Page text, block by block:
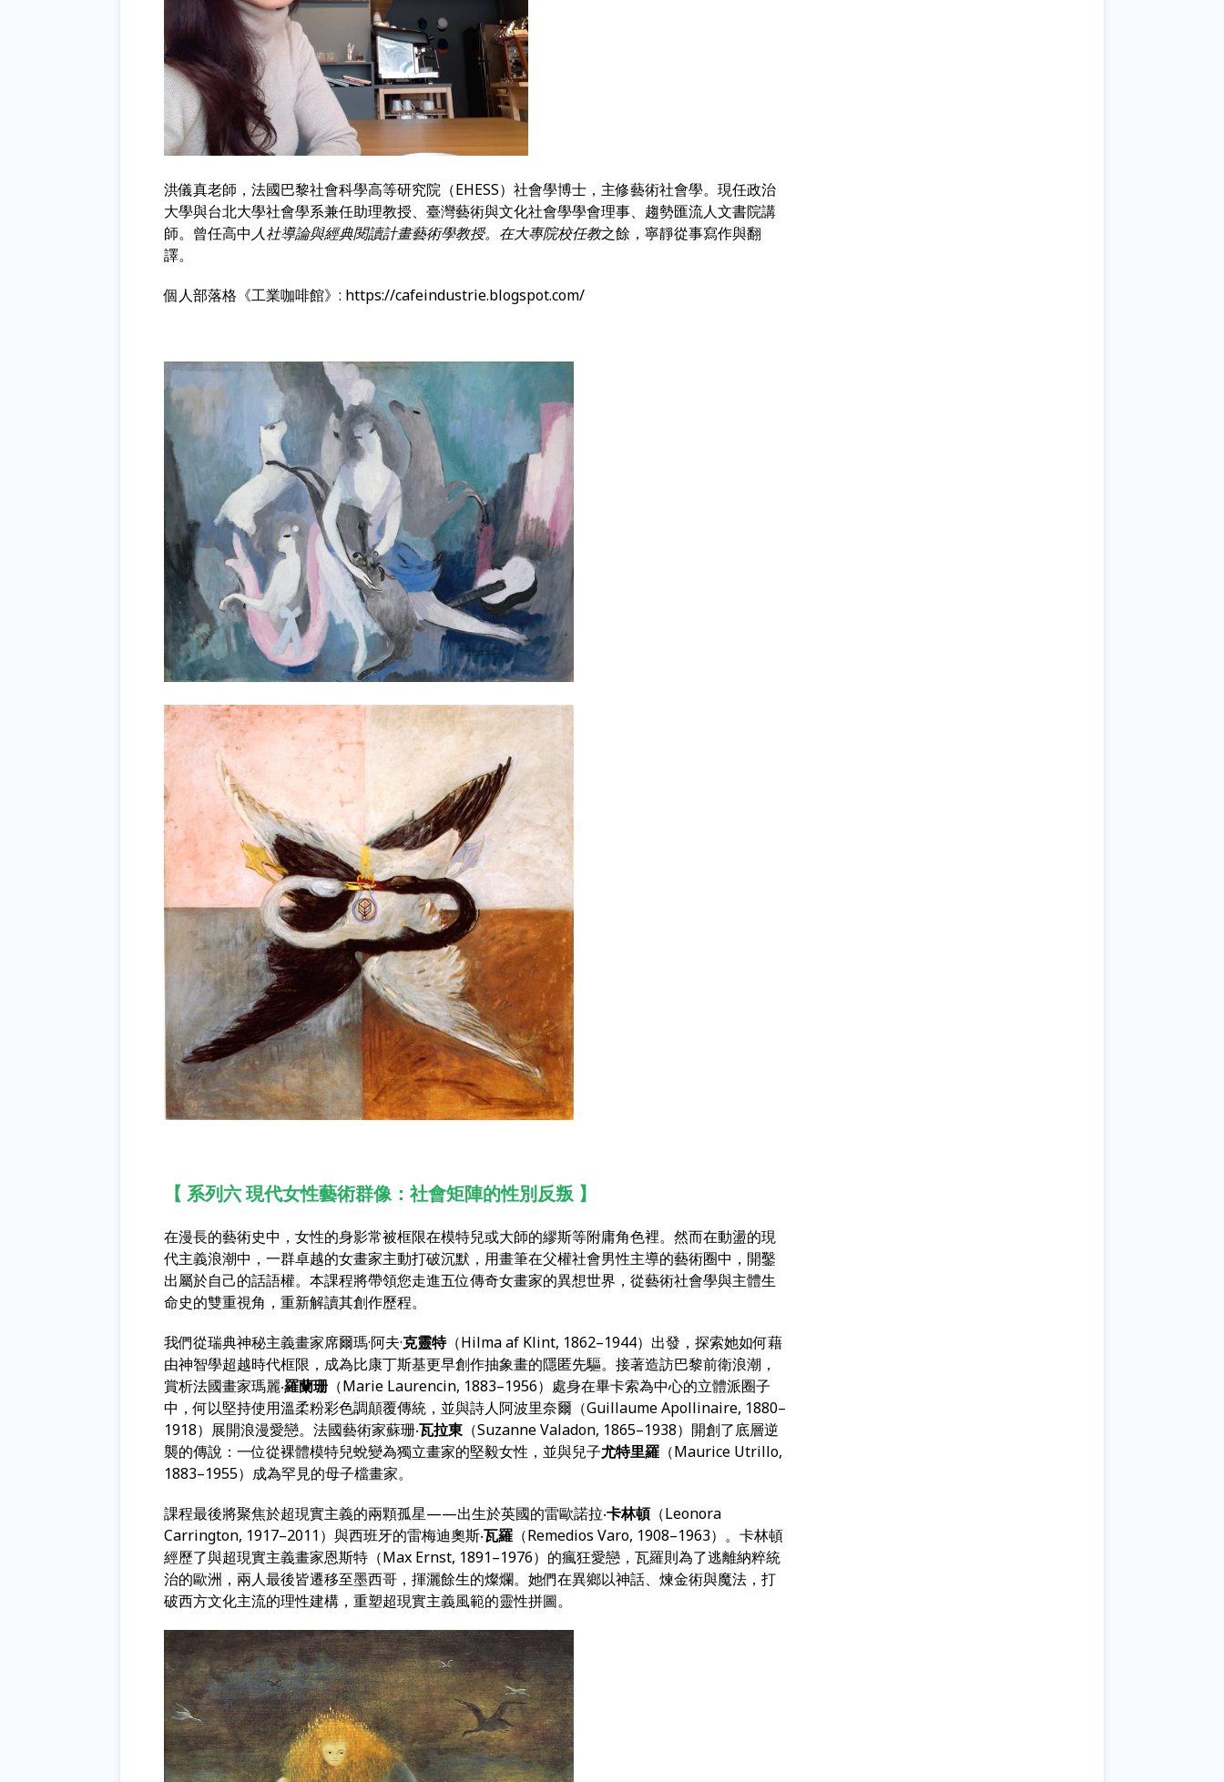
洪儀真老師，法國巴黎社會科學高等研究院（EHESS）社會學博士，主修藝術社會學。現任政治
大學與台北大學社會學系兼任助理教授、臺灣藝術與文化社會學學會理事、趨勢匯流人文書院講
師。曾任高中人社導論與經典閱讀計畫藝術學教授。在大專院校任教之餘，寧靜從事寫作與翻
譯。
個人部落格《工業咖啡館》: https://cafeindustrie.blogspot.com/
【 系列六 現代女性藝術群像：社會矩陣的性別反叛 】
在漫長的藝術史中，女性的身影常被框限在模特兒或大師的繆斯等附庸角色裡。然而在動盪的現
代主義浪潮中，一群卓越的女畫家主動打破沉默，用畫筆在父權社會男性主導的藝術圈中，開鑿
出屬於自己的話語權。本課程將帶領您走進五位傳奇女畫家的異想世界，從藝術社會學與主體生
命史的雙重視角，重新解讀其創作歷程。
我們從瑞典神秘主義畫家席爾瑪·阿夫·克靈特（Hilma af Klint, 1862–1944）出發，探索她如何藉
由神智學超越時代框限，成為比康丁斯基更早創作抽象畫的隱匿先驅。接著造訪巴黎前衛浪潮，
賞析法國畫家瑪麗‧羅蘭珊 （Marie Laurencin, 1883–1956）處身在畢卡索為中心的立體派圈子
中，何以堅持使用溫柔粉彩色調顛覆傳統，並與詩人阿波里奈爾（Guillaume Apollinaire, 1880–
1918）展開浪漫愛戀。法國藝術家蘇珊‧瓦拉東 （Suzanne Valadon, 1865–1938）開創了底層逆
襲的傳說：一位從裸體模特兒蛻變為獨立畫家的堅毅女性，並與兒子尤特里羅 （Maurice Utrillo,
1883–1955）成為罕見的母子檔畫家。
課程最後將聚焦於超現實主義的兩顆孤星——出生於英國的雷歐諾拉‧卡林頓（Leonora
Carrington, 1917–2011）與西班牙的雷梅迪奧斯‧瓦羅 （Remedios Varo, 1908–1963）。卡林頓
經歷了與超現實主義畫家恩斯特（Max Ernst, 1891–1976）的瘋狂愛戀，瓦羅則為了逃離納粹統
治的歐洲，兩人最後皆遷移至墨西哥，揮灑餘生的燦爛。她們在異鄉以神話、煉金術與魔法，打
破西方文化主流的理性建構，重塑超現實主義風範的靈性拼圖。